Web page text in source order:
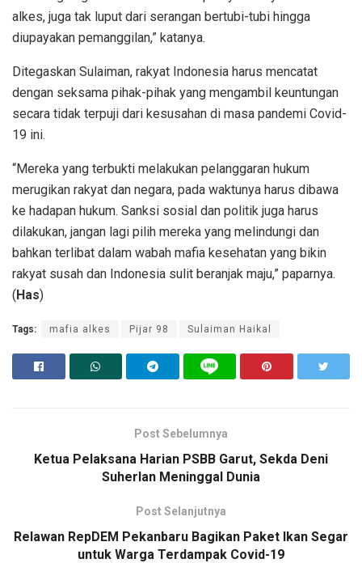
alkes, juga tak luput dari serangan bertubi-tubi hingga
diupayakan pemanggilan,” katanya.
Ditegaskan Sulaiman, rakyat Indonesia harus mencatat
dengan seksama pihak-pihak yang mengambil keuntungan
secara tidak terpuji dari kesusahan di masa pandemi Covid-
19 ini.
“Mereka yang terbukti melakukan pelanggaran hukum
merugikan rakyat dan negara, pada waktunya harus dibawa
ke hadapan hukum. Sanksi sosial dan politik juga harus
dilakukan, jangan lagi pilih mereka yang melindungi dan
bahkan terlibat dalam wabah mafia kesehatan yang bikin
rakyat susah dan Indonesia sulit beranjak maju,” paparnya.
(Has)
Tags: mafia alkes Pijar 98 Sulaiman Haikal
Post Sebelumnya
Ketua Pelaksana Harian PSBB Garut, Sekda Deni
Suherlan Meninggal Dunia
Post Selanjutnya
Relawan RepDEM Pekanbaru Bagikan Paket Ikan Segar
untuk Warga Terdampak Covid-19